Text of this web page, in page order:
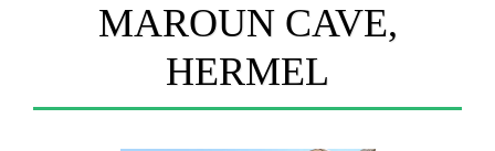
MAROUN CAVE,
HERMEL